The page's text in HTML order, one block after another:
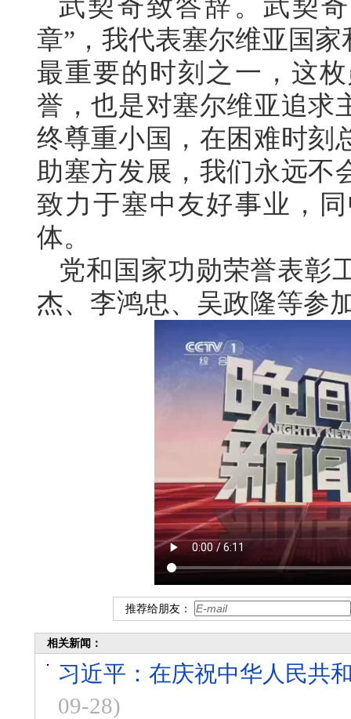
武契奇致答辞。武契
章”，我代表塞尔维亚国
最重要的时刻之一，这
誉，也是对塞尔维亚追求
终尊重小国，在困难时刻
助塞方发展，我们永远不
致力于塞中友好事业，
体。
党和国家功勋荣誉表彰
杰、李鸿忠、吴政隆等参
推荐给朋友：
相关新闻：
习近平：在庆祝中华人民共
09-28)